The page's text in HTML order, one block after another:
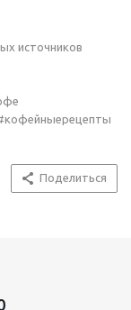
источников
Поделиться